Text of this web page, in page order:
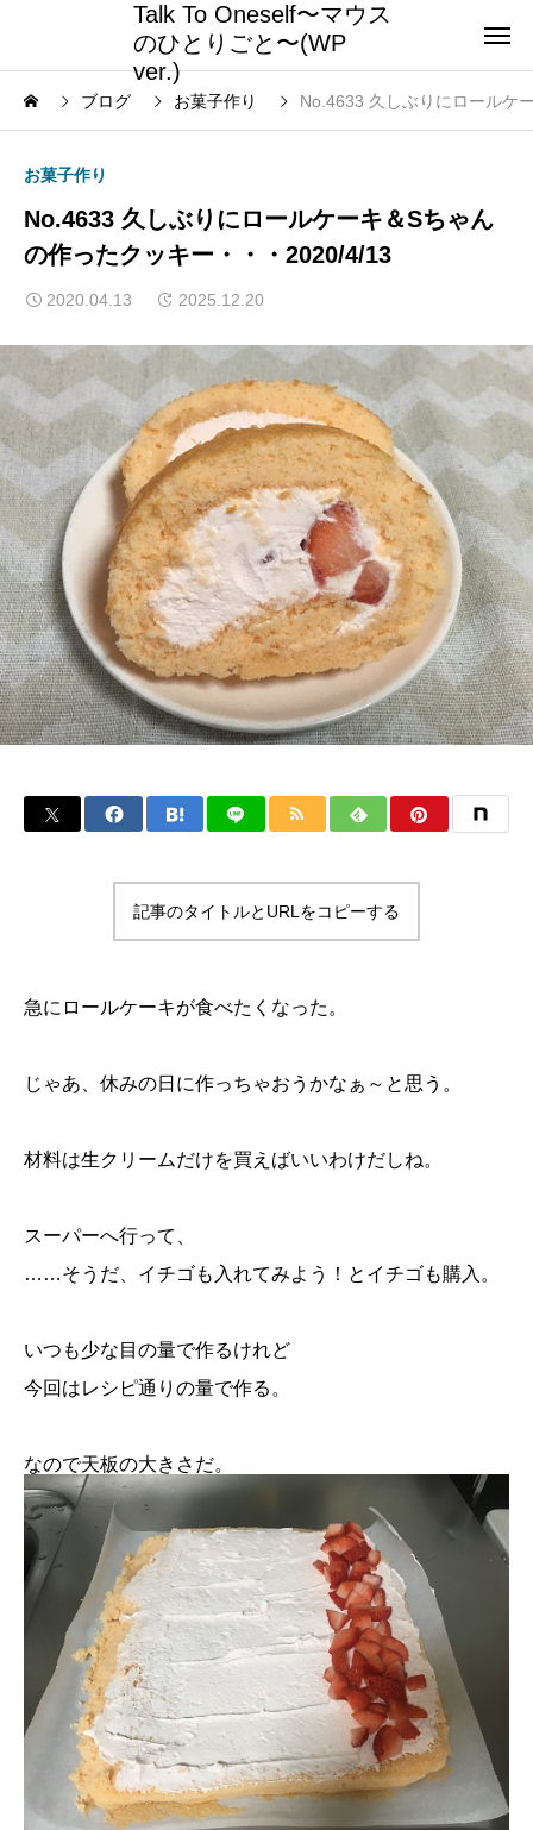
Talk To Oneself〜マウス
のひとりごと〜(WP
ver.)
ブログ お菓子作り No.4633 久しぶりにロール
お菓子作り
No.4633 久しぶりにロールケーキ＆Sちゃん
の作ったクッキー・・・2020/4/13
2020.04.13 2025.12.20
記事のタイトルとURLをコピーする
急にロールケーキが食べたくなった。
じゃあ、休みの日に作っちゃおうかなぁ～と思う。
材料は生クリームだけを買えばいいわけだしね。
スーパーへ行って、
……そうだ、イチゴも入れてみよう！とイチゴも購入。
いつも少な目の量で作るけれど
今回はレシピ通りの量で作る。
なので天板の大きさだ。